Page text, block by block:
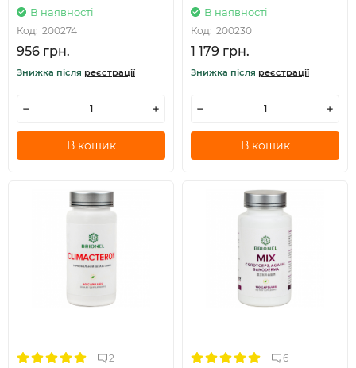
В наявності
Код: 200274
956 грн.
Знижка після реєстрації
В кошик
В наявності
Код: 200230
1 179 грн.
Знижка після реєстрації
В кошик
2 6